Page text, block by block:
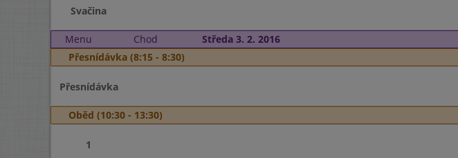
Svačina
Menu Chod
Středa 3. 2. 2016
Přesnídávka (8:15 - 8:30)
Přesnídávka
Oběd (10:30 - 13:30)
1